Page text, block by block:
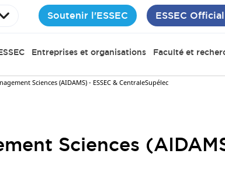
Soutenir l'ESSEC ESSEC
Entreprises et organisations Faculté et
Sciences (AIDAMS) - ESSEC & CentraleSupélec
Sciences